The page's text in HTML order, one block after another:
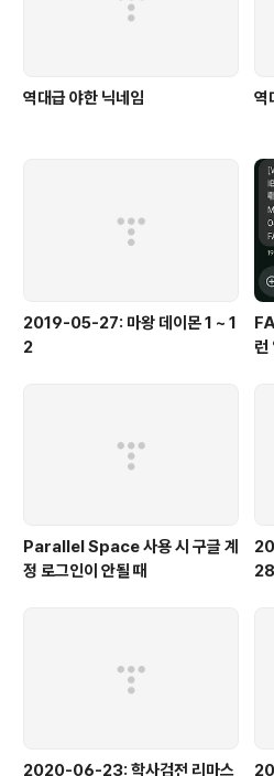
역대급 야한 닉네임 역
2019-05-27: 마왕 데이몬 1 ~ 1
2
런
Parallel Space 사용 시 구글 계
정 로그인이 안될 때
2020-06-23: 학사검전 리마스